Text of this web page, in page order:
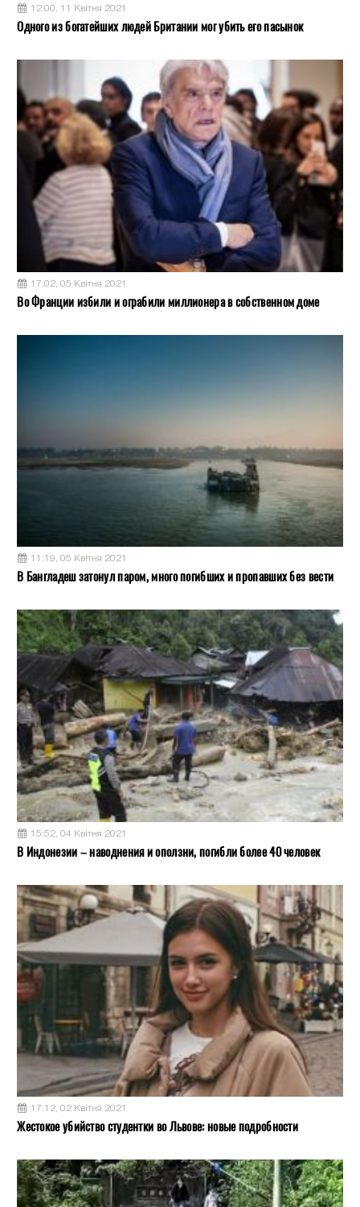
12:00, 11 Квітня 2021
Одного из богатейших людей Британии мог убить его пасынок
17:02, 05 Квітня 2021
Во Франции избили и ограбили миллионера в собственном доме
11:19, 05 Квітня 2021
В Бангладеш затонул паром, много погибших и пропавших без вести
15:52, 04 Квітня 2021
В Индонезии – наводнения и оползни, погибли более 40 человек
17:12, 02 Квітня 2021
Жестокое убийство студентки во Львове: новые подробности